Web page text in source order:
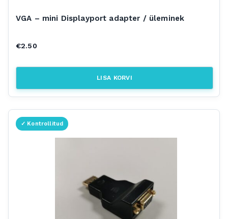
VGA – mini Displayport adapter / üleminek
€2.50
LISA KORVI